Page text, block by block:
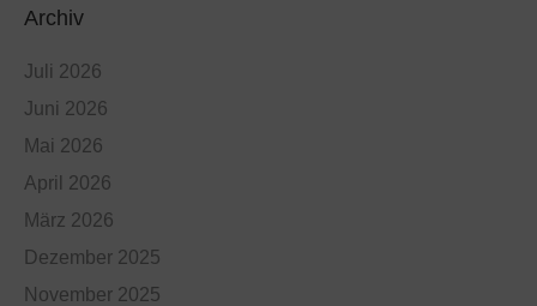
Archiv
Juli 2026
Juni 2026
Mai 2026
April 2026
März 2026
Dezember 2025
November 2025